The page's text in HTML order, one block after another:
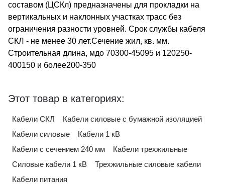
составом (ЦСКл) предназначены для прокладки на
вертикальных и наклонных участках трасс без
ограничения разности уровней. Срок службы кабеля
СКЛ - не менее 30 лет.Сечение жил, кв. мм.
Строительная длина, мдо 70300-45095 и 120250-
400150 и более200-350
Этот товар в категориях:
Кабели СКЛ
Кабели силовые с бумажной изоляцией
Кабели силовые
Кабели 1 кВ
Кабели с сечением 240 мм
Кабели трехжильные
Силовые кабели 1 кВ
Трехжильные силовые кабели
Кабели питания